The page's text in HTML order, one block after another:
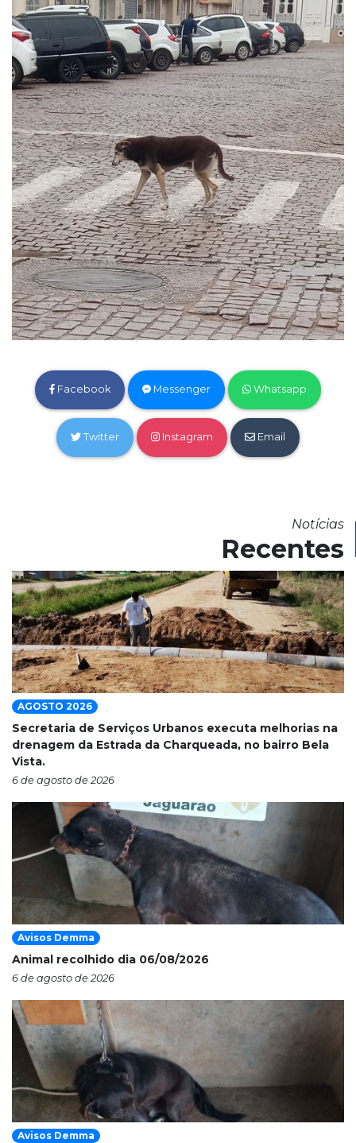
Facebook Messenger Whatsapp
Twitter Instagram Email
Notícias
Recentes
AGOSTO 2026
Secretaria de Serviços Urbanos executa melhorias na
drenagem da Estrada da Charqueada, no bairro Bela
Vista.
6 de agosto de 2026
Avisos Demma
Animal recolhido dia 06/08/2026
6 de agosto de 2026
Avisos Demma